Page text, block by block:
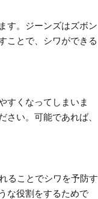
す。ジーンズはズボン
ことで、シワができる
すくなってしまいま
い。可能であれば、
ることでシワを予防す
な役割をするためで